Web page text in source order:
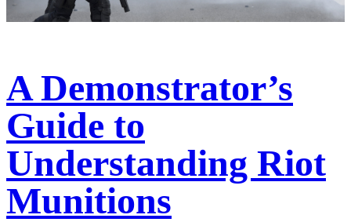
A Demonstrator’s
Guide to
Understanding Riot
Munitions